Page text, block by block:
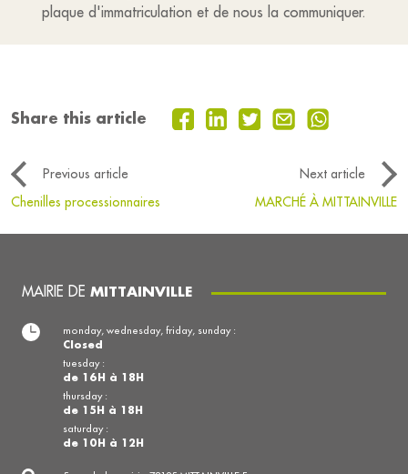
plaque d'immatriculation et de nous la communiquer.
Share this article
Previous article
Next article
Chenilles processionnaires
MARCHÉ À MITTAINVILLE
MAIRIE DE MITTAINVILLE
monday, wednesday, friday, sunday :
Closed
tuesday :
de 16H à 18H
thursday :
de 15H à 18H
saturday :
de 10H à 12H